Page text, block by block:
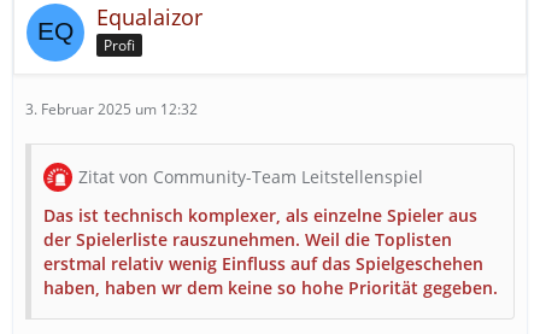
Equalaizor
Profi
3. Februar 2025 um 12:32
Zitat von Community-Team Leitstellenspiel
Das ist technisch komplexer, als einzelne Spieler aus
der Spielerliste rauszunehmen. Weil die Toplisten
erstmal relativ wenig Einfluss auf das Spielgeschehen
haben, haben wr dem keine so hohe Priorität gegeben.